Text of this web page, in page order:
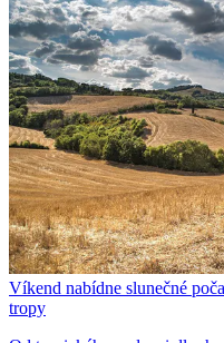
Víkend nabídne slunečné
tropy